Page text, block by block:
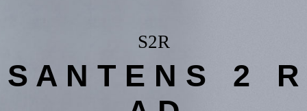
S2R
S A N T E N S 2 R